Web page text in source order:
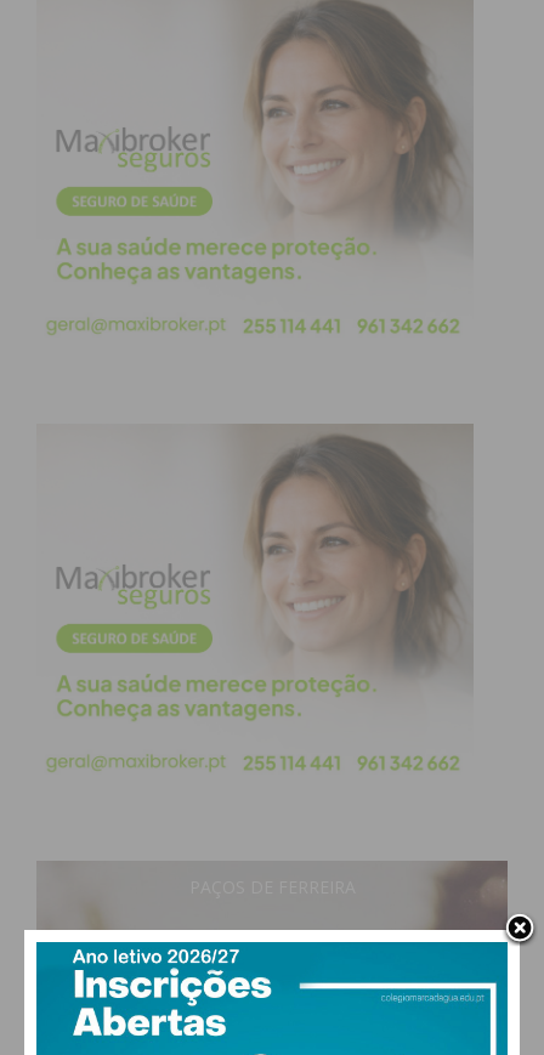
expande o vocabulário, desenvolve a criatividade e
a capacidade de comunicação, além de
proporcionar uma visão mais ampla sobre o
mundo. Na sua opinião, ler é um exercício que
aprimora a habilidade de escrever e de interpretar
a realidade ao nosso redor.”
Subscreva a newsletter do
Imediato
obtenha de forma regular a informação
atualizada.
Eu li e concordo com os
31°
clear sky
vento: 5m/s O
MAX 31 • MIN 30